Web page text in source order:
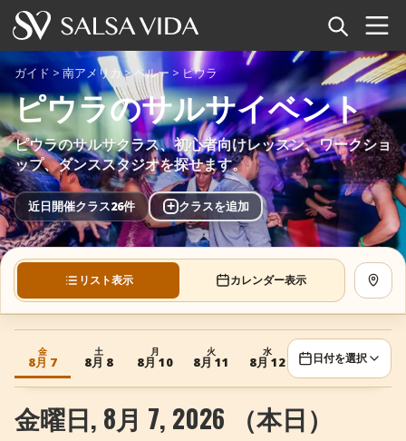
ホーム
イベント
ニュース
記事
動画
サルサ用語集
TuneTempo
+ イベントを追加
ガイド > 南アメリカ>ペルー > ピウラ
ピウラのサルサイベント
ピウラのサルサクラス、初心者向けレッスン、ワークショ
ップ、ダンススタジオを探せます。
近日開催クラス26件 + クラスを追加
リスト表示 カレンダー表示 地図
金
8月 7
土
8月 8
月
8月 10
火
8月 11
水
8月 12
木
8月 13 8月 14
日付を選択
金曜日, 8月 7, 2026 （本日）